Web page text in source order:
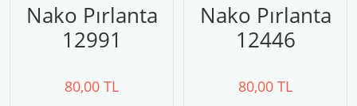
Nako Pırlanta
12991
80,00 TL
Nako Pırlanta
12446
80,00 TL